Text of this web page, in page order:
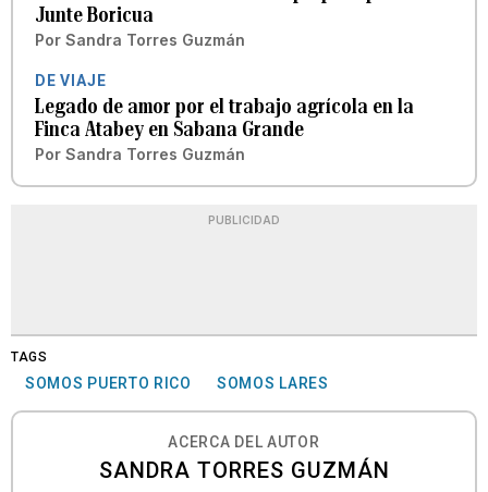
Junte Boricua
Por Sandra Torres Guzmán
DE VIAJE
Legado de amor por el trabajo agrícola en la
Finca Atabey en Sabana Grande
Por Sandra Torres Guzmán
PUBLICIDAD
TAGS
SOMOS PUERTO RICO SOMOS LARES
ACERCA DEL AUTOR
SANDRA TORRES GUZMÁN